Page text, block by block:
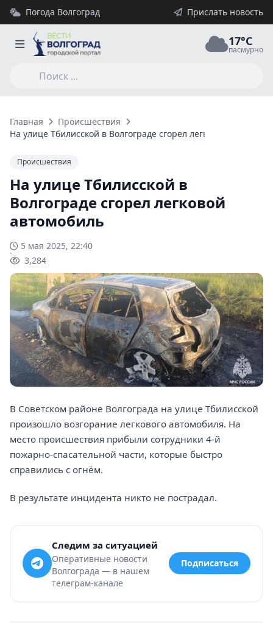
Погода Волгоград Прислать новость
17°C
пасмурно
Главная
Происшествия
На улице Тбилисской в Волгограде сгорел легковой
Происшествия
На улице Тбилисской в
Волгограде сгорел легковой
автомобиль
5 мая 2025, 22:40
3,284
В Советском районе Волгограда на улице Тбилисской
произошло возгорание легкового автомобиля. На
место происшествия прибыли сотрудники 4-й
пожарно-спасательной части, которые быстро
справились с огнём.
В результате инцидента никто не пострадал.
Следим за ситуацией
Оперативные новости
Волгограда — в нашем
телеграм-канале
Подписаться